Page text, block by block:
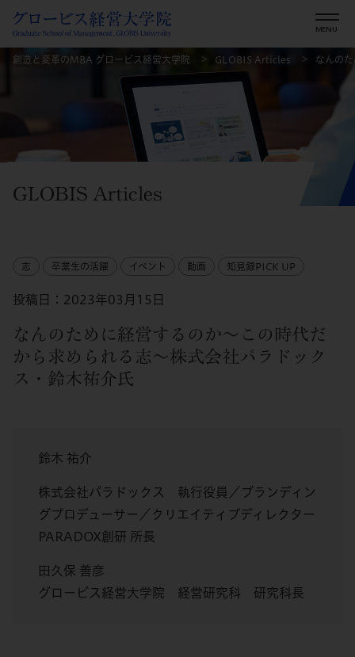
創造と変革のMBA グロービス経営大学院 GLOBIS Articles なんの
GLOBIS Articles
志 卒業生の活躍 イベント 動画 知見録PICK UP
投稿日：2023年03月15日
なんのために経営するのか～この時代だ
から求められる志～株式会社パラドック
ス・鈴木祐介氏
鈴木 祐介
株式会社パラドックス 執行役員／ブランディン
グプロデューサー／クリエイティブディレクター
PARADOX創研 所⻑
田久保 善彦
グロービス経営大学院 経営研究科 研究科長